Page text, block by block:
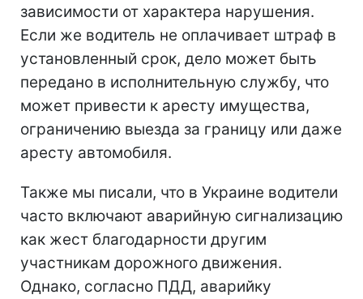
зависимости от характера нарушения.
Если же водитель не оплачивает штраф в
установленный срок, дело может быть
передано в исполнительную службу, что
может привести к аресту имущества,
ограничению выезда за границу или даже
аресту автомобиля.
Также мы писали, что в Украине водители
часто включают аварийную сигнализацию
как жест благодарности другим
участникам дорожного движения.
Однако, согласно ПДД, аварийку